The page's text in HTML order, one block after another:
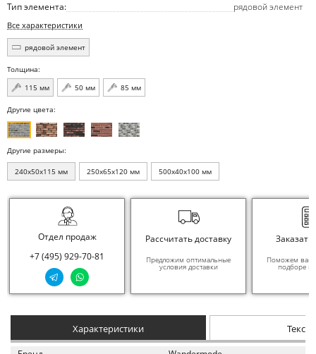
Тип элемента:
рядовой элемент
Все характеристики
рядовой элемент
Толщина:
115 мм
50 мм 85 мм
Другие цвета:
Другие размеры:
240x50x115 мм 250x65x120 мм 500x40x100 мм
Отдел продаж
+7 (495) 929-70-81
Рассчитать доставку
Предложим оптимальные
условия доставки
Заказать
Поможем вам
подборе
Характеристики